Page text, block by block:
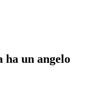
ha un angelo